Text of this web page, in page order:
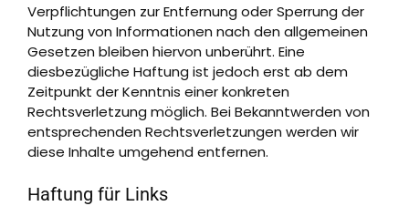
Verpflichtungen zur Entfernung oder Sperrung der
Nutzung von Informationen nach den allgemeinen
Gesetzen bleiben hiervon unberührt. Eine
diesbezügliche Haftung ist jedoch erst ab dem
Zeitpunkt der Kenntnis einer konkreten
Rechtsverletzung möglich. Bei Bekanntwerden von
entsprechenden Rechtsverletzungen werden wir
diese Inhalte umgehend entfernen.
Haftung für Links